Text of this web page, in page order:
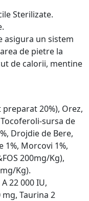
Sterilizate.
asigura un sistem
de pietre la
de calorii, mentine
20%), Orez,
sursa de
Drojdie de Bere,
1%, Morcovi 1%,
200mg/Kg),
Kg).
22 000 IU,
mg, Taurina 2